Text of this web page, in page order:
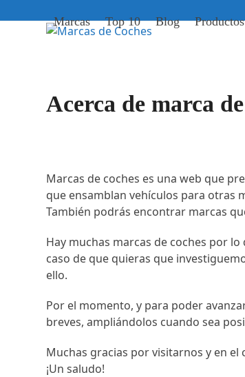
to
Marcas Top 10 Blog Productos
Acerca de marca
Marcas de coches es una web que
que ensamblan vehículos para otras
También podrás encontrar marcas
Hay muchas marcas de coches por
caso de que quieras que
ello.
Por el momento, y para poder
breves, ampliándolos cuando sea
Muchas gracias por visitarnos y en el
¡Un saludo!